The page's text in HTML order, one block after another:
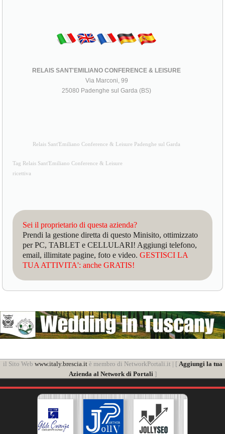
RELAIS SANT'EMILIANO CONFERENCE & LEISURE
Via Marconi, 99
25080 Padenghe sul Garda (BS)
Relais Sant'Emiliano Conference & Leisure Padenghe sul Garda
Tag Relais Sant'Emiliano Conference & Leisure
ricettiva
Sei il proprietario di questa azienda?
Prendi la gestione diretta di questo Minisito, ottimizzato
per PC, TABLET e CELLULARI! Aggiungi telefono,
email, illimitate pagine, foto e video.GESTISCI LA
TUA ATTIVITA': anche GRATIS!
il Sito Web www.italy.brescia.itè membro di NetworkPortali.it | [ Aggiungi la tua
Azienda al Network di Portali]